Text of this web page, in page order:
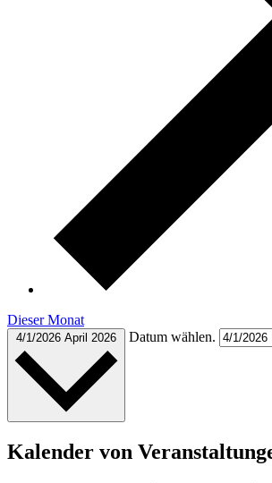
Dieser Monat
4/1/2026 April 2026 Datum wählen.
Kalender von